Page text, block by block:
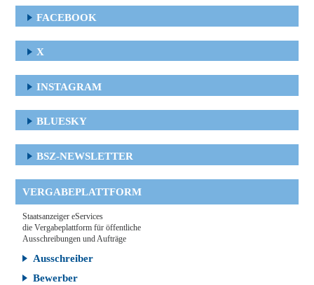
FACEBOOK
X
INSTAGRAM
BLUESKY
BSZ-NEWSLETTER
VERGABEPLATTFORM
Staatsanzeiger eServices
die Vergabeplattform für öffentliche
Ausschreibungen und Aufträge
Ausschreiber
Bewerber